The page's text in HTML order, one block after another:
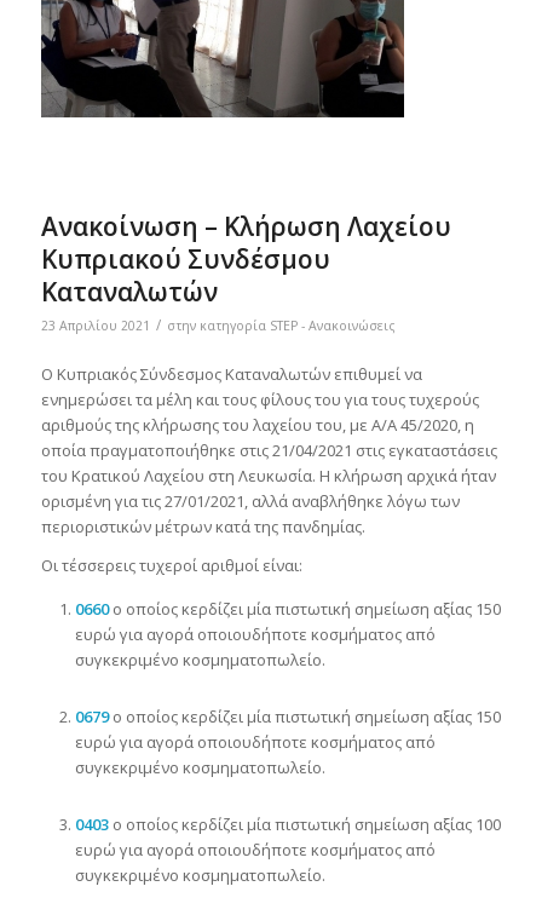
Ανακοίνωση – Κλήρωση Λαχείου
Κυπριακού Συνδέσμου
Καταναλωτών
23 Απριλίου 2021 / στην κατηγορία STEP - Ανακοινώσεις
Ο Κυπριακός Σύνδεσμος Καταναλωτών επιθυμεί να
ενημερώσει τα μέλη και τους φίλους του για τους τυχερούς
αριθμούς της κλήρωσης του λαχείου του, με Α/Α 45/2020, η
οποία πραγματοποιήθηκε στις 21/04/2021 στις εγκαταστάσεις
του Κρατικού Λαχείου στη Λευκωσία. Η κλήρωση αρχικά ήταν
ορισμένη για τις 27/01/2021, αλλά αναβλήθηκε λόγω των
περιοριστικών μέτρων κατά της πανδημίας.
Οι τέσσερεις τυχεροί αριθμοί είναι:
0660ο οποίος κερδίζει μία πιστωτική σημείωση αξίας 150
ευρώ για αγορά οποιουδήποτε κοσμήματος από
συγκεκριμένο κοσμηματοπωλείο.
0679ο οποίος κερδίζει μία πιστωτική σημείωση αξίας 150
ευρώ για αγορά οποιουδήποτε κοσμήματος από
συγκεκριμένο κοσμηματοπωλείο.
0403ο οποίος κερδίζει μία πιστωτική σημείωση αξίας 100
ευρώ για αγορά οποιουδήποτε κοσμήματος από
συγκεκριμένο κοσμηματοπωλείο.